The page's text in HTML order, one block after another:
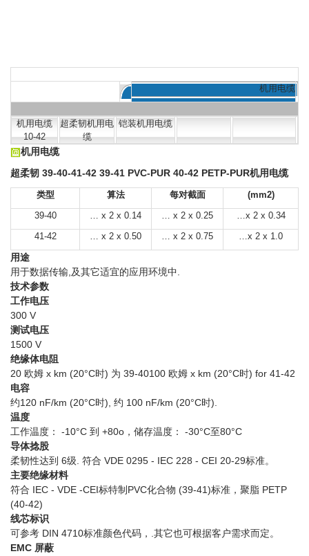
机用电缆
机用电缆
10-42
超柔韧机用电
缆
铠装机用电缆
机用电缆
超柔韧 39-40-41-42 39-41 PVC-PUR 40-42 PETP-PUR机用电缆
类型 算法 每对截面
(mm2)
39-40
… x 2 x 0.14 … x 2 x 0.25
…x 2 x 0.34
41-42
… x 2 x 0.50 … x 2 x 0.75 …x 2 x 1.0
用途
用于数据传输,及其它适宜的应用环境中.
技术参数
工作电压
300 V
测试电压
1500 V
绝缘体电阻
20 欧姆 x km (20°C时) 为 39-40100 欧姆 x km (20°C时) for 41-42
电容
约120 nF/km (20°C时), 约 100 nF/km (20°C时).
温度
工作温度： -10°C 到 +80o，储存温度： -30°C至80°C
导体捻股
柔韧性达到 6级. 符合 VDE 0295 - IEC 228 - CEI 20-29标准。
主要绝缘材料
符合 IEC - VDE -CEI标特制PVC化合物 (39-41)标准，聚脂 PETP
(40-42)
线芯标识
可参考 DIN 4710标准颜色代码，.其它也可根据客户需求而定。
EMC 屏蔽